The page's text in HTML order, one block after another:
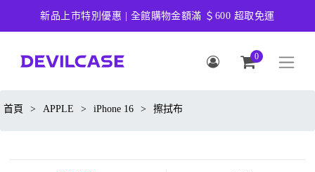
新品上市特別優惠 | 全館購物金額滿 ＄600 超取免運
0
首頁 > APPLE > iPhone 16 > 擦拭布